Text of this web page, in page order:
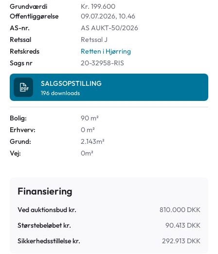
Grundværdi
Kr. 199.600
Offentliggørelse
09.07.2026, 10.46
AS-nr.
AS AUKT-50/2026
Retssal
Retssal J
Retskreds
Retten i Hjørring
Sags nr
20-32958-RIS
SALGSOPSTILLING
196 downloads
Bolig:
90 m²
Erhverv:
0 m²
Grund:
2.143m²
Vej:
0m²
Finansiering
Ved auktionsbud kr.
810.000 DKK
Størstebeløbet kr.
90.413 DKK
Sikkerhedsstillelse kr.
292.913 DKK